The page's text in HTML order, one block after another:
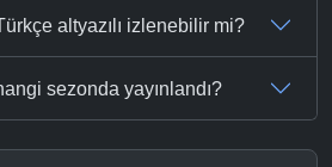
altyazılı izlenebilir mi?
sezonda yayınlandı?